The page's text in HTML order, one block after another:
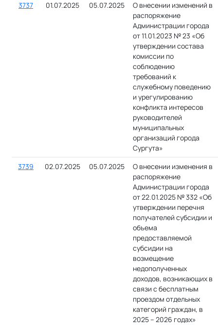
3737
01.07.2025 05.07.2025
О внесении изменений в
распоряжение
Администрации города
от 11.01.2023 № 23 «Об
утверждении состава
комиссии по
соблюдению
требований к
служебному поведению
и урегулированию
конфликта интересов
руководителей
муниципальных
организаций города
Сургута»
3739
02.07.2025 05.07.2025
О внесении изменения в
распоряжение
Администрации города
от 22.01.2025 № 332 «Об
утверждении перечня
получателей субсидии и
объема
предоставляемой
субсидии на
возмещение
недополученных
доходов, возникающих в
связи с бесплатным
проездом отдельных
категорий граждан, в
2025 – 2026 годах»